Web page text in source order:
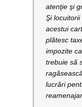
atenţie şi
Şi locuitorii
acestui
plătesc
impozite
trebuie să
lucrări